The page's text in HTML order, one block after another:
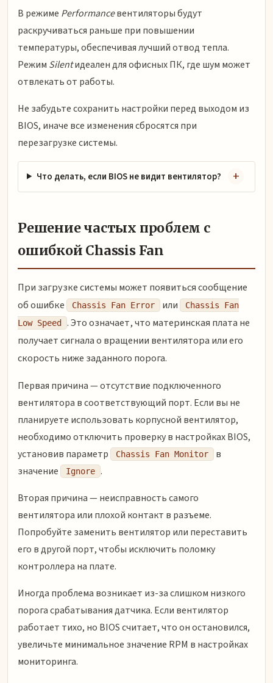
В режиме Performanceвентиляторы будут
раскручиваться раньше при повышении
температуры, обеспечивая лучший отвод тепла.
Режим Silentидеален для офисных ПК, где шум может
отвлекать от работы.
Не забудьте сохранить настройки перед выходом из
BIOS, иначе все изменения сбросятся при
перезагрузке системы.
Что делать, если BIOS не видит вентилятор?
Решение частых проблем с
ошибкой Chassis Fan
При загрузке системы может появиться сообщение
об ошибке
Chassis Fan Error или
Chassis Fan
Low Speed
. Это означает, что материнская плата не
получает сигнала о вращении вентилятора или его
скорость ниже заданного порога.
Первая причина — отсутствие подключенного
вентилятора в соответствующий порт. Если вы не
планируете использовать корпусной вентилятор,
необходимо отключить проверку в настройках BIOS,
установив параметр
Chassis Fan Monitor
в
значение
Ignore .
Вторая причина — неисправность самого
вентилятора или плохой контакт в разъеме.
Попробуйте заменить вентилятор или переставить
его в другой порт, чтобы исключить поломку
контроллера на плате.
Иногда проблема возникает из-за слишком низкого
порога срабатывания датчика. Если вентилятор
работает тихо, но BIOS считает, что он остановился,
увеличьте минимальное значение RPM в настройках
мониторинга.